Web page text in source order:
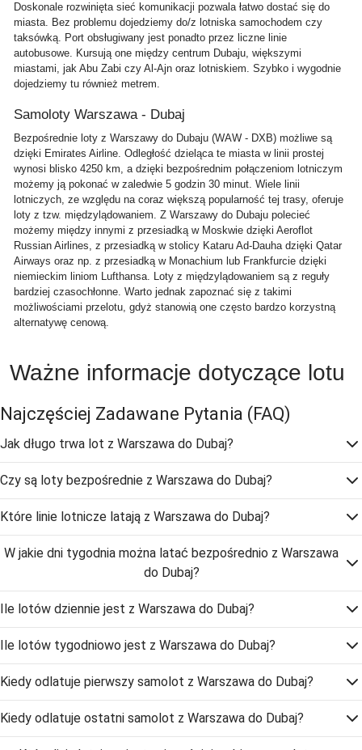
Doskonale rozwinięta sieć komunikacji pozwala łatwo dostać się do
miasta. Bez problemu dojedziemy do/z lotniska samochodem czy
taksówką. Port obsługiwany jest ponadto przez liczne linie
autobusowe. Kursują one między centrum Dubaju, większymi
miastami, jak Abu Zabi czy Al-Ajn oraz lotniskiem. Szybko i wygodnie
dojedziemy tu również metrem.
Samoloty Warszawa - Dubaj
Bezpośrednie loty z Warszawy do Dubaju (WAW - DXB) możliwe są
dzięki Emirates Airline. Odległość dzieląca te miasta w linii prostej
wynosi blisko 4250 km, a dzięki bezpośrednim połączeniom lotniczym
możemy ją pokonać w zaledwie 5 godzin 30 minut. Wiele linii
lotniczych, ze względu na coraz większą popularność tej trasy, oferuje
loty z tzw. międzylądowaniem. Z Warszawy do Dubaju polecieć
możemy między innymi z przesiadką w Moskwie dzięki Aeroflot
Russian Airlines, z przesiadką w stolicy Kataru Ad-Dauha dzięki Qatar
Airways oraz np. z przesiadką w Monachium lub Frankfurcie dzięki
niemieckim liniom Lufthansa. Loty z międzylądowaniem są z reguły
bardziej czasochłonne. Warto jednak zapoznać się z takimi
możliwościami przelotu, gdyż stanowią one często bardzo korzystną
alternatywę cenową.
Ważne informacje dotyczące lotu
Najczęściej Zadawane Pytania (FAQ)
Jak długo trwa lot z Warszawa do Dubaj?
Czy są loty bezpośrednie z Warszawa do Dubaj?
Które linie lotnicze latają z Warszawa do Dubaj?
W jakie dni tygodnia można latać bezpośrednio z Warszawa
do Dubaj?
Ile lotów dziennie jest z Warszawa do Dubaj?
Ile lotów tygodniowo jest z Warszawa do Dubaj?
Kiedy odlatuje pierwszy samolot z Warszawa do Dubaj?
Kiedy odlatuje ostatni samolot z Warszawa do Dubaj?